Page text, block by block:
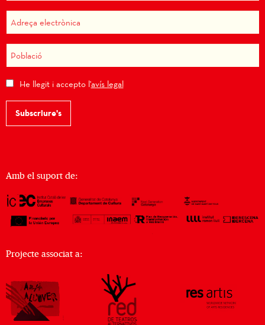
He llegit i accepto l'avís legal
Subscriure's
Amb el suport de:
Projecte associat a: